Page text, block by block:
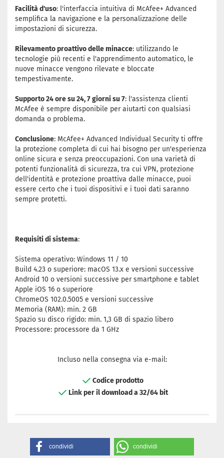
Facilità d'uso: l'interfaccia intuitiva di McAfee+ Advanced
semplifica la navigazione e la personalizzazione delle
impostazioni di sicurezza.
Rilevamento proattivo delle minacce: utilizzando le
tecnologie più recenti e l'apprendimento automatico, le
nuove minacce vengono rilevate e bloccate
tempestivamente.
Supporto 24 ore su 24, 7 giorni su 7: l'assistenza clienti
McAfee è sempre disponibile per aiutarti con qualsiasi
domanda o problema.
Conclusione: McAfee+ Advanced Individual Security ti offre
la protezione completa di cui hai bisogno per un'esperienza
online sicura e senza preoccupazioni. Con una varietà di
potenti funzionalità di sicurezza, tra cui VPN, protezione
dell'identità e protezione proattiva dalle minacce, puoi
essere certo che i tuoi dispositivi e i tuoi dati saranno
sempre protetti.
Requisiti di sistema:
Sistema operativo: Windows 11 / 10
Build 4.23 o superiore: macOS 13.x e versioni successive
Android 10 o versioni successive per smartphone e tablet
Apple iOS 16 o superiore
ChromeOS 102.0.5005 e versioni successive
Memoria (RAM): min. 2 GB
Spazio su disco rigido: min. 1,3 GB di spazio libero
Processore: processore da 1 GHz
Incluso nella consegna via e-mail:
Codice prodotto
Link per il download a 32/64 bit
condividi condividi